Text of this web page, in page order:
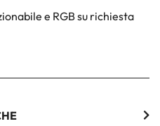
e RGB su richiesta